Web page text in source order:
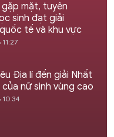
gặp mặt, tuyên
sinh đạt giải
tế và khu vực
Địa lí đến giải Nhất
nữ sinh vùng cao